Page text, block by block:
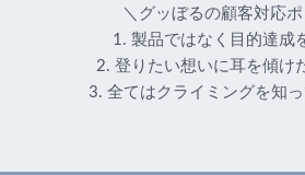
＼グッぼるの顧客対応
1. 製品ではなく目的達成
2. 登りたい想いに耳を傾け
3. 全てはクライミングを知